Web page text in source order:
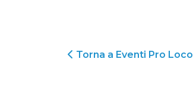
Torna a Eventi Pro Loco